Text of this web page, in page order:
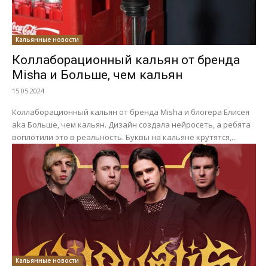
Кальянные новости
Коллаборационный кальян от бренда
Misha и Больше, чем кальян
15.05.2024
Коллаборационный кальян от бренда Misha и блогера Елисея
aka Больше, чем кальян. Дизайн создала нейросеть, а ребята
воплотили это в реальность. Буквы на кальяне крутятся,...
Кальянные новости